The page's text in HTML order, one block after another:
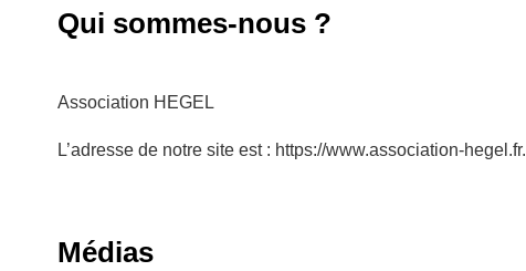
Qui sommes-nous ?
Association HEGEL
L’adresse de notre site est : https://www.association-hegel.fr.
Médias